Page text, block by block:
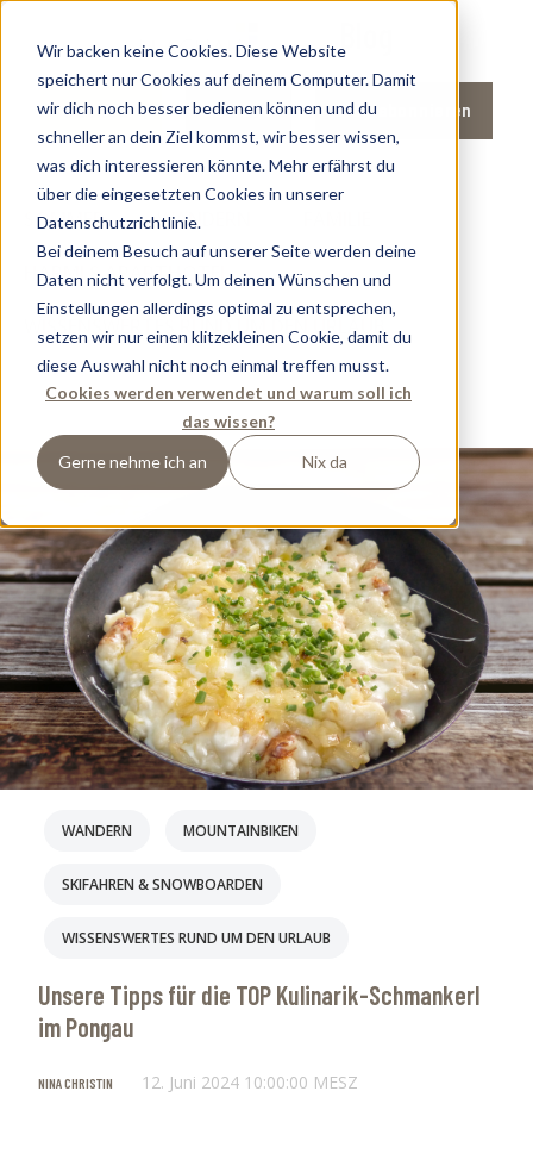
Wir backen keine Cookies. Diese Website
speichert nur Cookies auf deinem Computer. Damit
wir dich noch besser bedienen können und du
schneller an dein Ziel kommst, wir besser wissen,
was dich interessieren könnte. Mehr erfährst du
über die eingesetzten Cookies in unserer
Datenschutzrichtlinie.
Bei deinem Besuch auf unserer Seite werden deine
Daten nicht verfolgt. Um deinen Wünschen und
Einstellungen allerdings optimal zu entsprechen,
setzen wir nur einen klitzekleinen Cookie, damit du
diese Auswahl nicht noch einmal treffen musst.
Cookies werden verwendet und warum soll ich
das wissen?
Gerne nehme ich an Nix da
Buchen Anfrage Blog abonnieren
SOMMER WANDERN
HARMLS APARTHOTEL
WISSENSWERTES RUND UM DEN URLAUB
UNTERKUNFT FLACHAU1 MOUNTAINBIKEN
CRYSTLS APARTHOTEL
ALTERNATIVE ZUM BIKEN TRENDSPORTARTEN
BIKEURLAUB STEAKHAUS SCHUSTERHÄUSL
ALTERNATIVEN ZUR PISTE BIKE TESTCENTER
GESUNDHEIT WINTER D&D E-BIKE
EBIKEN KAETH-NANEI
SKIFAHREN & SNOWBOARDEN VORBEREITUNG
WANDERN MOUNTAINBIKEN
SKIFAHREN & SNOWBOARDEN
WISSENSWERTES RUND UM DEN URLAUB
Unsere Tipps für die TOP Kulinarik-Schmankerl
im Pongau
NINA CHRISTIN 12. Juni 2024 10:00:00 MESZ